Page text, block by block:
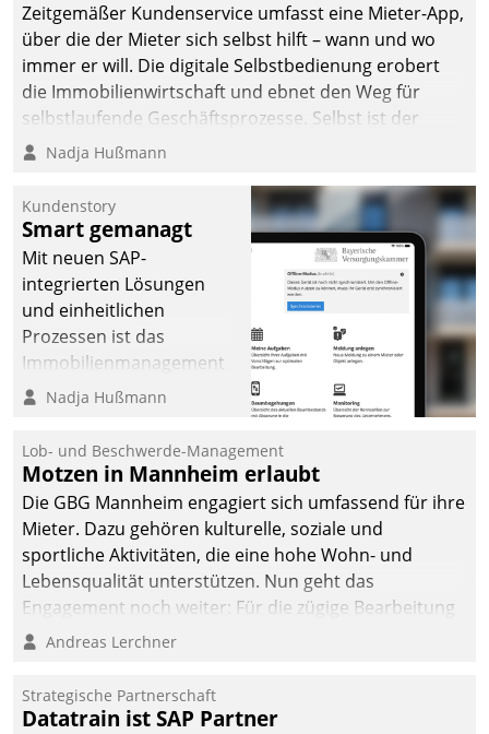
Zeitgemäßer Kundenservice umfasst eine Mieter-App,
über die der Mieter sich selbst hilft – wann und wo
immer er will. Die digitale Selbstbedienung erobert
die Immobilienwirtschaft und ebnet den Weg für
selbstlaufende Geschäftsprozesse. Selbst ist der
Kunde und smart der Serviceanbieter.
Nadja Hußmann
Kundenstory
Smart gemanagt
Mit neuen SAP-
integrierten Lösungen
und einheitlichen
Prozessen ist das
Immobilienmanagement
der Bayerischen
Ressort Kapitalanlage für
künftige Aufgaben und
Herausforderungen
gerüstet.
Nadja Hußmann
Lob- und Beschwerde-Management
Motzen in Mannheim erlaubt
Die GBG Mannheim engagiert sich umfassend für ihre
Mieter. Dazu gehören kulturelle, soziale und
sportliche Aktivitäten, die eine hohe Wohn- und
Lebensqualität unterstützen. Nun geht das
Engagement noch weiter: Für die zügige Bearbeitung
von Beschwerden – oder Lob – richtet das
und Beschwerde-Management einen eigenen Kanal
ein.
Andreas Lerchner
Strategische Partnerschaft
Datatrain ist SAP Partner